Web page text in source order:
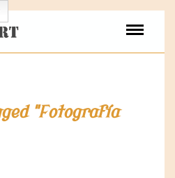
"Fotografía